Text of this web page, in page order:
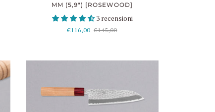
MM (5,9") [ROSEWOOD]
3 recensioni
€116,00 €145,00